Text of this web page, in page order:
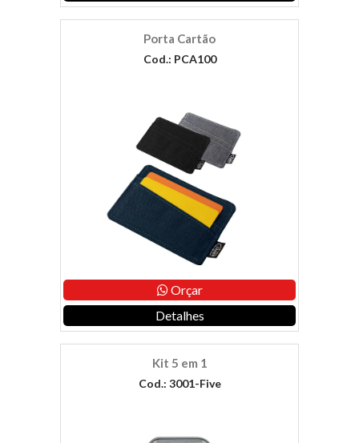
Porta Cartão
Cod.: PCA100
Orçar
Detalhes
Kit 5 em 1
Cod.: 3001-Five